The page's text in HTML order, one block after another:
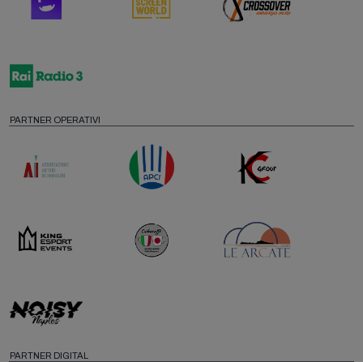
PARTNER OPERATIVI
PARTNER DIGITAL